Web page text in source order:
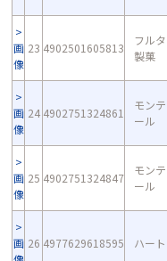
画
像
23 4902501605813
フルタ
製菓
画
像
24 4902751324861
モンテ
ール
画
像
25 4902751324847
モンテ
ール
画 26 4977629618595 ハート